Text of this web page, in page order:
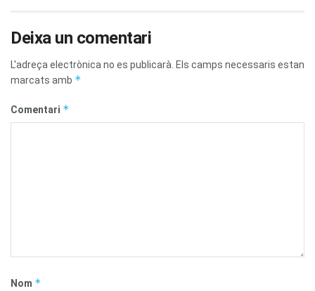
Deixa un comentari
L'adreça electrònica no es publicarà. Els camps necessaris estan
marcats amb *
Comentari *
Nom *